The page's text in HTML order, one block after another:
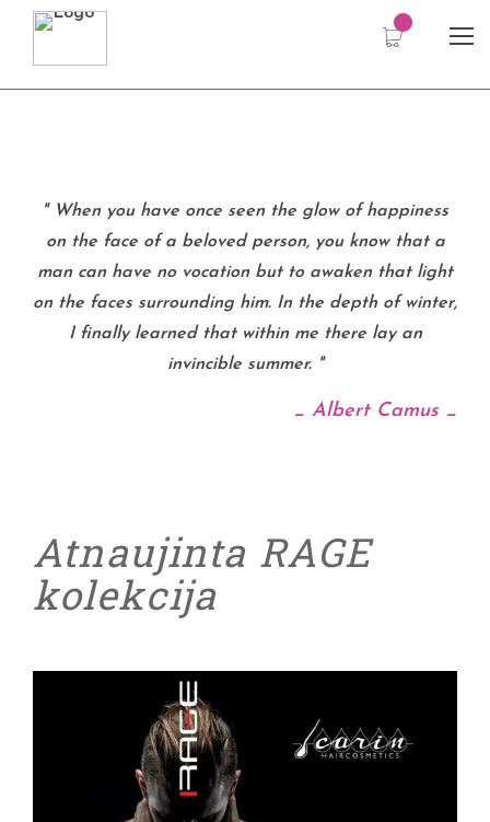
When you have once seen the glow of happiness
on the face of a beloved person, you know that a
man can have no vocation but to awaken that light
on the faces surrounding him. In the depth of winter,
I finally learned that within me there lay an
invincible summer.
_ Albert Camus _
Atnaujinta RAGE
kolekcija